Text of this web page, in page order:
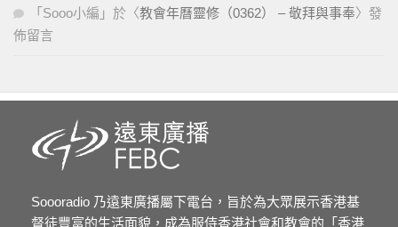
「 Sooo小編 」於〈教會年曆靈修（0362） – 敬拜與事奉〉發
佈留言
Soooradio 乃遠東廣播屬下電台，旨於為大眾展示香港基
督徒豐富的生活面貌，成為服侍香港社會和教會的「香港